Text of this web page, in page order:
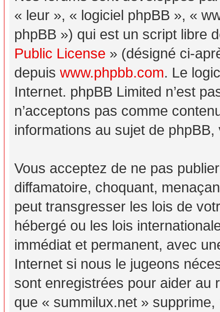
« leur », « logiciel phpBB », «
phpBB ») qui est un script libre
Public License » (désigné ci-
depuis www.phpbb.com. Le
Internet. phpBB Limited n’est
n’acceptons pas comme
informations au sujet de
Vous acceptez de ne pas
diffamatoire, choquant,
peut transgresser les lois de
hébergé ou les lois
immédiat et permanent, avec
Internet si nous le jugeons
sont enregistrées pour aider au
que « summilux.net »